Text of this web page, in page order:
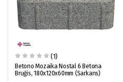
(1)
Betono Mozaika Nostal 6 Betona
Bruģis, 180x120x60mm (Sarkans)